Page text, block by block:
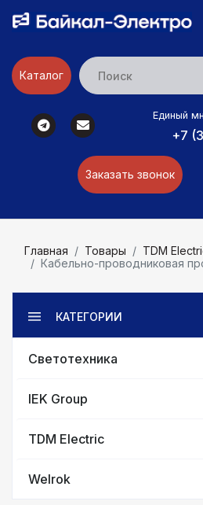
Каталог
Единый
+7
Заказать звонок
Главная Товары
TDM
Кабельно-проводниковая
КАТЕГОРИИ
Светотехника
IEK Group
TDM Electric
Welrok